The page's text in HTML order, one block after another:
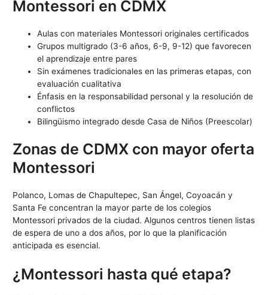
Montessori en CDMX
Aulas con materiales Montessori originales certificados
Grupos multigrado (3-6 años, 6-9, 9-12) que favorecen
el aprendizaje entre pares
Sin exámenes tradicionales en las primeras etapas, con
evaluación cualitativa
Énfasis en la responsabilidad personal y la resolución de
conflictos
Bilingüismo integrado desde Casa de Niños (Preescolar)
Zonas de CDMX con mayor oferta
Montessori
Polanco, Lomas de Chapultepec, San Ángel, Coyoacán y
Santa Fe concentran la mayor parte de los colegios
Montessori privados de la ciudad. Algunos centros tienen listas
de espera de uno a dos años, por lo que la planificación
anticipada es esencial.
¿Montessori hasta qué etapa?